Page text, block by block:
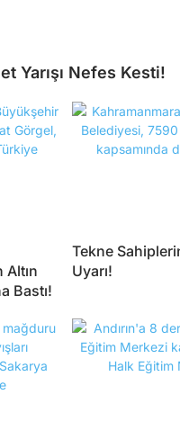
Yarışı Nefes Kesti!
Altın
Bastı!
Tekne
Uyarı!